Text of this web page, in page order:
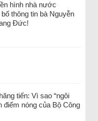
hình nhà nước
thông tin bà Nguyễn
Đức!
tiến: Vì sao “ngôi
điểm nóng của Bộ Công